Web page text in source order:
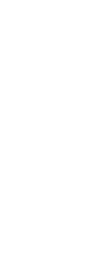
Manual de